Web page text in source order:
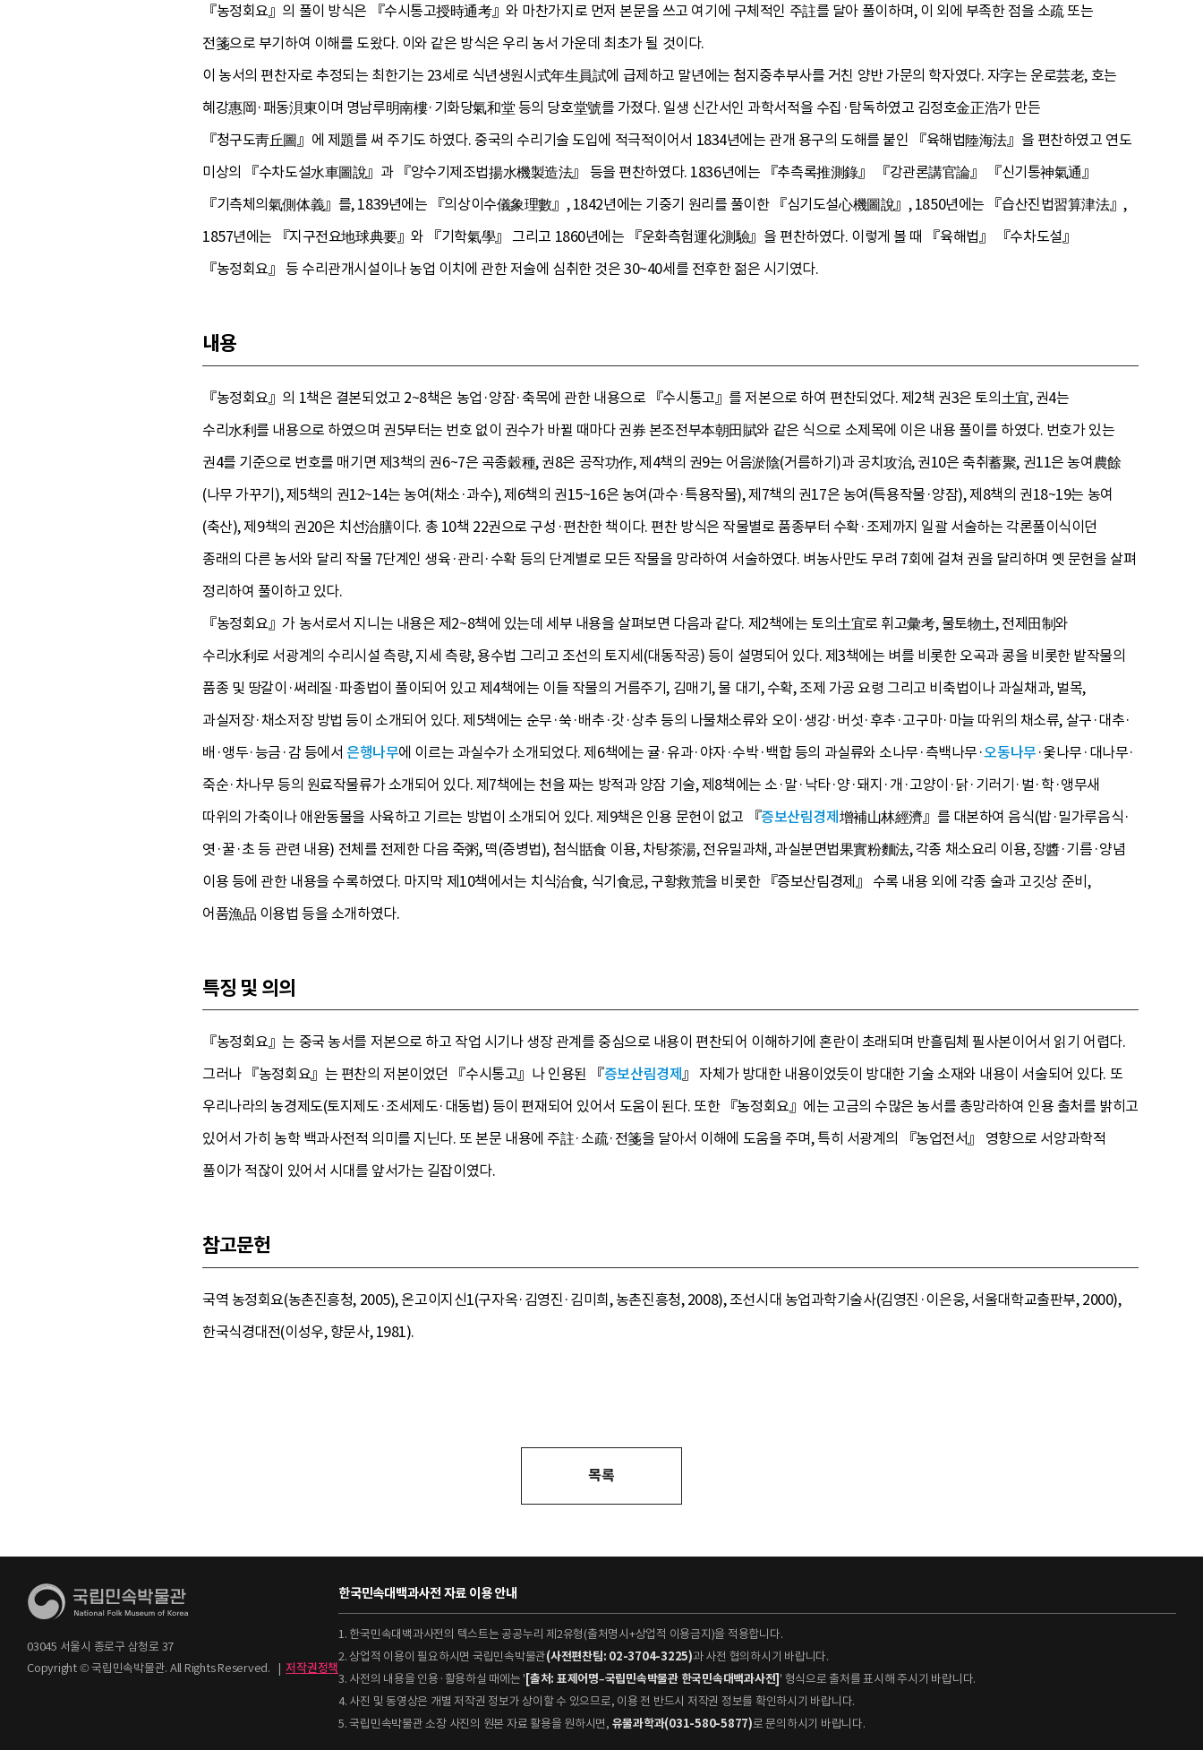
『농정회요』의 풀이 방식은 『수시통고授時通考』와 마찬가지로 먼저 본문을 쓰고 여기에 구체적인 주註를 달아 풀이하며, 이 외에 부족한 점을 소疏 또는
전箋으로 부기하여 이해를 도왔다. 이와 같은 방식은 우리 농서 가운데 최초가 될 것이다.
이 농서의 편찬자로 추정되는 최한기는 23세로 식년생원시式年生員試에 급제하고 말년에는 첨지중추부사를 거친 양반 가문의 학자였다. 자字는 운로芸老, 호는
혜강惠岡·패동浿東이며 명남루明南樓·기화당氣和堂 등의 당호堂號를 가졌다. 일생 신간서인 과학서적을 수집·탐독하였고 김정호金正浩가 만든
『청구도靑丘圖』에 제題를 써 주기도 하였다. 중국의 수리기술 도입에 적극적이어서 1834년에는 관개 용구의 도해를 붙인 『육해법陸海法』을 편찬하였고 연도
미상의 『수차도설水車圖說』과 『양수기제조법揚水機製造法』 등을 편찬하였다. 1836년에는 『추측록推測錄』 『강관론講官論』 『신기통神氣通』
『기측체의氣側体義』를, 1839년에는 『의상이수儀象理數』, 1842년에는 기중기 원리를 풀이한 『심기도설心機圖說』, 1850년에는 『습산진법習算津法』,
1857년에는 『지구전요地球典要』와 『기학氣學』 그리고 1860년에는 『운화측험運化測驗』을 편찬하였다. 이렇게 볼 때 『육해법』 『수차도설』
『농정회요』 등 수리관개시설이나 농업 이치에 관한 저술에 심취한 것은 30~40세를 전후한 젊은 시기였다.
내용
『농정회요』의 1책은 결본되었고 2~8책은 농업·양잠·축목에 관한 내용으로 『수시통고』를 저본으로 하여 편찬되었다. 제2책 권3은 토의土宜, 권4는
수리水利를 내용으로 하였으며 권5부터는 번호 없이 권수가 바뀔 때마다 권券 본조전부本朝田賦와 같은 식으로 소제목에 이은 내용 풀이를 하였다. 번호가 있는
권4를 기준으로 번호를 매기면 제3책의 권6~7은 곡종穀種, 권8은 공작功作, 제4책의 권9는 어음淤陰(거름하기)과 공치攻治, 권10은 축취蓄聚, 권11은 농여農餘
(나무 가꾸기), 제5책의 권12~14는 농여(채소·과수), 제6책의 권15~16은 농여(과수·특용작물), 제7책의 권17은 농여(특용작물·양잠), 제8책의 권18~19는 농여
(축산), 제9책의 권20은 치선治膳이다. 총 10책 22권으로 구성·편찬한 책이다. 편찬 방식은 작물별로 품종부터 수확·조제까지 일괄 서술하는 각론풀이식이던
종래의 다른 농서와 달리 작물 7단계인 생육·관리·수확 등의 단계별로 모든 작물을 망라하여 서술하였다. 벼농사만도 무려 7회에 걸쳐 권을 달리하며 옛 문헌을 살펴
정리하여 풀이하고 있다.
『농정회요』가 농서로서 지니는 내용은 제2~8책에 있는데 세부 내용을 살펴보면 다음과 같다. 제2책에는 토의土宜로 휘고彙考, 물토物土, 전제田制와
수리水利로 서광계의 수리시설 측량, 지세 측량, 용수법 그리고 조선의 토지세(대동작공) 등이 설명되어 있다. 제3책에는 벼를 비롯한 오곡과 콩을 비롯한 밭작물의
품종 및 땅갈이·써레질·파종법이 풀이되어 있고 제4책에는 이들 작물의 거름주기, 김매기, 물 대기, 수확, 조제 가공 요령 그리고 비축법이나 과실채과, 벌목,
과실저장·채소저장 방법 등이 소개되어 있다. 제5책에는 순무·쑥·배추·갓·상추 등의 나물채소류와 오이·생강·버섯·후추·고구마·마늘 따위의 채소류, 살구·대추·
배·앵두·능금·감 등에서 은행나무에 이르는 과실수가 소개되었다. 제6책에는 귤·유과·야자·수박·백합 등의 과실류와 소나무·측백나무·오동나무·옻나무·대나무·
죽순·차나무 등의 원료작물류가 소개되어 있다. 제7책에는 천을 짜는 방적과 양잠 기술, 제8책에는 소·말·낙타·양·돼지·개·고양이·닭·기러기·벌·학·앵무새
따위의 가축이나 애완동물을 사육하고 기르는 방법이 소개되어 있다. 제9책은 인용 문헌이 없고 『증보산림경제增補山林經濟』를 대본하여 음식(밥·밀가루음식·
엿·꿀·초 등 관련 내용) 전체를 전제한 다음 죽粥, 떡(증병법), 첨식甛食 이용, 차탕茶湯, 전유밀과채, 과실분면법果實粉麵法, 각종 채소요리 이용, 장醬·기름·양념
이용 등에 관한 내용을 수록하였다. 마지막 제10책에서는 치식治食, 식기食忌, 구황救荒을 비롯한 『증보산림경제』 수록 내용 외에 각종 술과 고깃상 준비,
어품漁品 이용법 등을 소개하였다.
특징 및 의의
『농정회요』는 중국 농서를 저본으로 하고 작업 시기나 생장 관계를 중심으로 내용이 편찬되어 이해하기에 혼란이 초래되며 반흘림체 필사본이어서 읽기 어렵다.
그러나 『농정회요』는 편찬의 저본이었던 『수시통고』나 인용된 『증보산림경제』 자체가 방대한 내용이었듯이 방대한 기술 소재와 내용이 서술되어 있다. 또
우리나라의 농경제도(토지제도·조세제도·대동법) 등이 편재되어 있어서 도움이 된다. 또한 『농정회요』에는 고금의 수많은 농서를 총망라하여 인용 출처를 밝히고
있어서 가히 농학 백과사전적 의미를 지닌다. 또 본문 내용에 주註·소疏·전箋을 달아서 이해에 도움을 주며, 특히 서광계의 『농업전서』 영향으로 서양과학적
풀이가 적잖이 있어서 시대를 앞서가는 길잡이였다.
참고문헌
국역 농정회요(농촌진흥청, 2005), 온고이지신1(구자옥·김영진·김미희, 농촌진흥청, 2008), 조선시대 농업과학기술사(김영진·이은웅, 서울대학교출판부, 2000),
한국식경대전(이성우, 향문사, 1981).
목록
03045 서울시 종로구 삼청로 37
Copyright © 국립민속박물관. All Rights Reserved.
| 저작권정책
한국민속대백과사전 자료 이용 안내
1. 한국민속대백과사전의 텍스트는 공공누리 제2유형(출처명시+상업적 이용금지)을 적용합니다.
2. 상업적 이용이 필요하시면 국립민속박물관(사전편찬팀: 02-3704-3225)과 사전 협의하시기 바랍니다.
3. 사전의 내용을 인용·활용하실 때에는 ' [출처: 표제어명–국립민속박물관 한국민속대백과사전] ' 형식으로 출처를 표시해 주시기 바랍니다.
4. 사진 및 동영상은 개별 저작권 정보가 상이할 수 있으므로, 이용 전 반드시 저작권 정보를 확인하시기 바랍니다.
5. 국립민속박물관 소장 사진의 원본 자료 활용을 원하시면, 유물과학과(031-580-5877)로 문의하시기 바랍니다.